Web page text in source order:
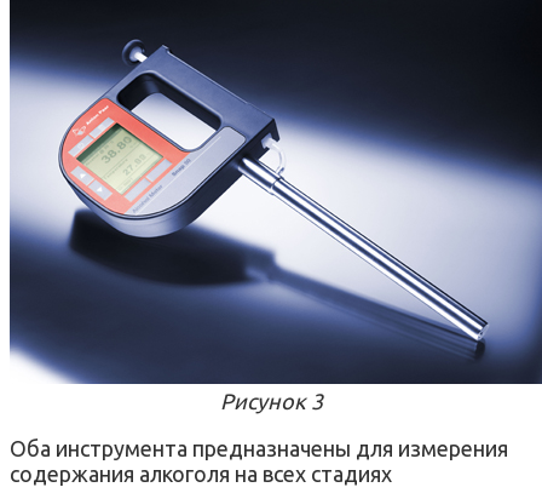
Рисунок 3
Оба инструмента предназначены для измерения
содержания алкоголя на всех стадиях